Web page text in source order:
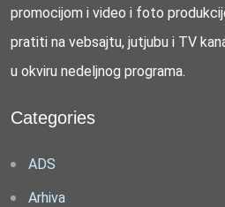
promocijom i video i foto
pratiti na vebsajtu, jutjubu i TV
u okviru nedeljnog programa.
Categories
ADS
Arhiva